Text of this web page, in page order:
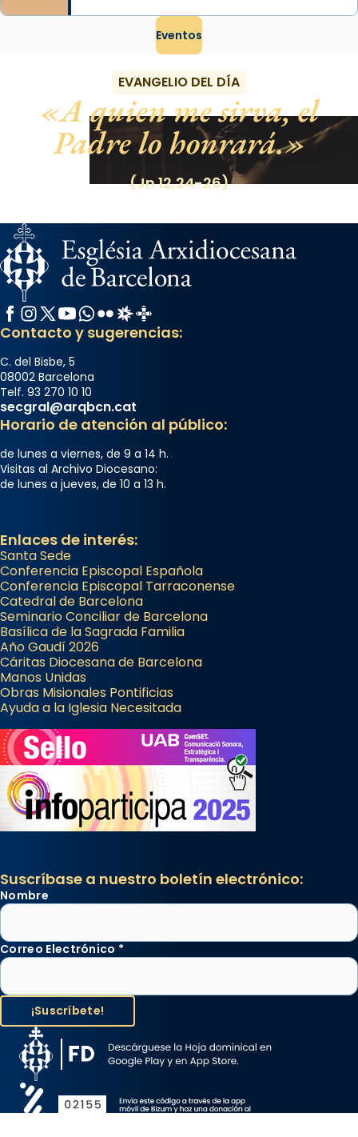
Eventos
EVANGELIO DEL DÍA
A quien me sirva, el
Padre lo honrará.
(Jn 12,24-26)
Facebook
Instagram
X / Twitter
YouTube
WhatsApp
FlickrRadio Estel
Catalunya Cristiana
Contacto y sugerencias:
C. del Bisbe, 5
08002 Barcelona
Telf. 93 270 10 10
secgral@arqbcn.cat
Horario de atención al público:
de lunes a viernes, de 9 a 14 h.
Visitas al Archivo Diocesano:
de lunes a jueves, de 10 a 13 h.
Enlaces de interés:
Santa Sede
Conferencia Episcopal Española
Conferencia Episcopal Tarraconense
Catedral de Barcelona
Seminario Conciliar de Barcelona
Basílica de la Sagrada Familia
Año Gaudí 2026
Cáritas Diocesana de Barcelona
Manos Unidas
Obras Misionales Pontificias
Ayuda a la Iglesia Necesitada
Suscríbase a nuestro boletín electrónico:
Nombre
Correo Electrónico *